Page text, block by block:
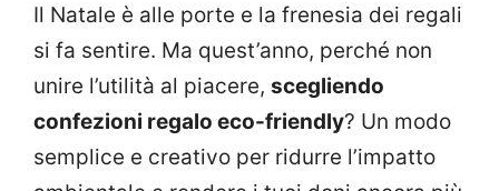
Il Natale è alle porte e la frenesia dei regali
si fa sentire. Ma quest’anno, perché non
unire l’utilità al piacere, scegliendo
confezioni regalo eco-friendly? Un modo
semplice e creativo per ridurre l’impatto